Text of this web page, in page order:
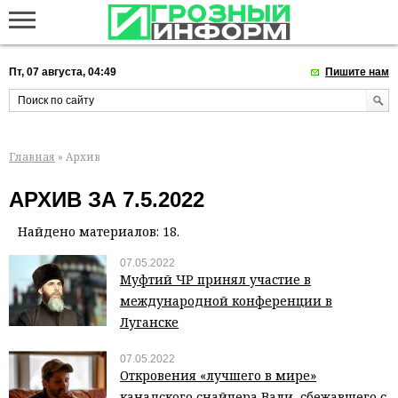
Пт, 07 августа, 04:49 Пишите нам
Главная » Архив
АРХИВ ЗА 7.5.2022
Найдено материалов: 18.
07.05.2022
Муфтий ЧР принял участие в
международной конференции в
Луганске
07.05.2022
Откровения «лучшего в мире»